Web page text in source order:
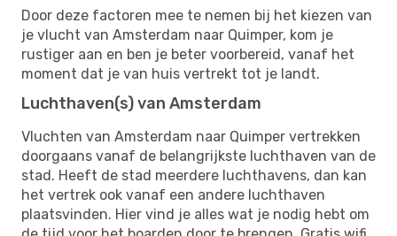
Door deze factoren mee te nemen bij het kiezen van
je vlucht van Amsterdam naar Quimper, kom je
rustiger aan en ben je beter voorbereid, vanaf het
moment dat je van huis vertrekt tot je landt.
Luchthaven(s) van Amsterdam
Vluchten van Amsterdam naar Quimper vertrekken
doorgaans vanaf de belangrijkste luchthaven van de
stad. Heeft de stad meerdere luchthavens, dan kan
het vertrek ook vanaf een andere luchthaven
plaatsvinden. Hier vind je alles wat je nodig hebt om